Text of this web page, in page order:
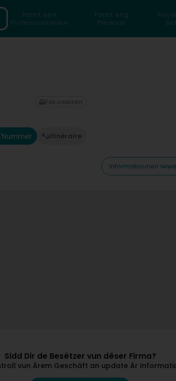
Fannt een
Professionnellen
Fannt eng
Persoun
Itinéraire
Fax uweisen
Informatiounen
Sidd Dir de Besëtzer vun dëser Firma?
vun Ärem Geschäft an update Är